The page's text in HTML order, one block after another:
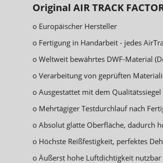
Original AIR TRACK
o Europäischer Hersteller
o Fertigung in Handarbeit - jedes
o Weltweit bewährtes DWF-Material
o Verarbeitung von geprüften
o Ausgestattet mit dem
o Mehrtägiger Testdurchlauf nach
o Absolut glatte Oberfläche, dadurch
o Höchste Reißfestigkeit, perfektes
o Äußerst hohe Luftdichtigkeit